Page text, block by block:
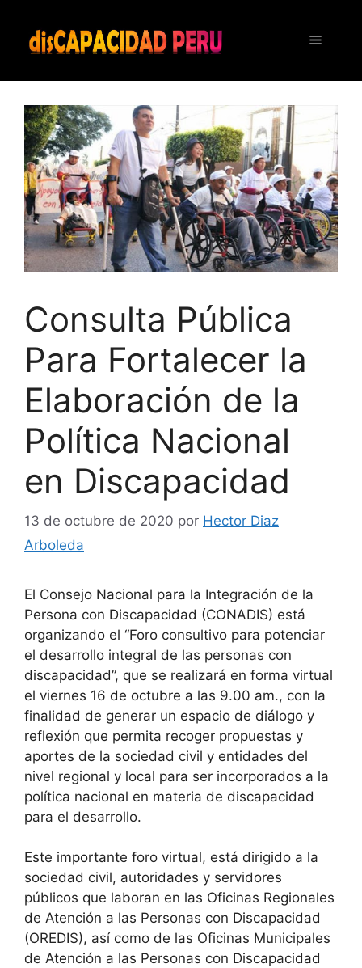
contenido
Menú
Consulta Pública
Para Fortalecer la
Elaboración de la
Política Nacional
en Discapacidad
13 de octubre de 2020 por Hector Diaz
Arboleda
El Consejo Nacional para la Integración de la
Persona con Discapacidad (CONADIS) está
organizando el “Foro consultivo para potenciar
el desarrollo integral de las personas con
discapacidad”, que se realizará en forma virtual
el viernes 16 de octubre a las 9.00 am., con la
finalidad de generar un espacio de diálogo y
reflexión que permita recoger propuestas y
aportes de la sociedad civil y entidades del
nivel regional y local para ser incorporados a la
política nacional en materia de discapacidad
para el desarrollo.
Este importante foro virtual, está dirigido a la
sociedad civil, autoridades y servidores
públicos que laboran en las Oficinas Regionales
de Atención a las Personas con Discapacidad
(OREDIS), así como de las Oficinas Municipales
de Atención a las Personas con Discapacidad